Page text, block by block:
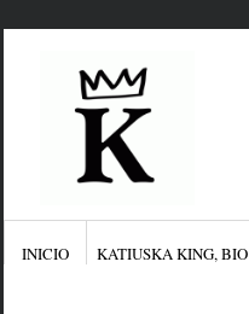
INICIO KATIUSKA KING, BIO